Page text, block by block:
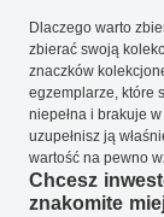
Dlaczego warto
zbierać swoją
znaczków
egzemplarze, które
niepełna i brakuje
uzupełnisz ją
wartość na pewno
Chcesz
znakomite